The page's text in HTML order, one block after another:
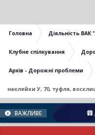
Головна Діяльність
Клубне спілкування
Архів - Дорожні проблеми
наклейки У, 70, туфля,
ВАЖЛИВЕ